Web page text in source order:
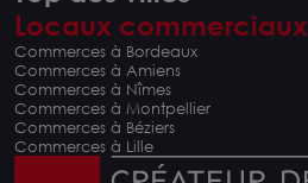
Locaux commerciaux
Commerces à Bordeaux
Commerces à Amiens
Commerces à Nîmes
Commerces à Montpellier
Commerces à Béziers
Commerces à Lille